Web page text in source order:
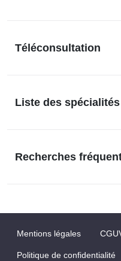
Téléconsultation
Liste des spécialités
Recherches
Mentions légales
Politique de confidentialité